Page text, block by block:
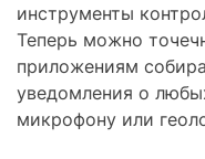
инструменты
Теперь можно
приложениям
уведомления о
микрофону или